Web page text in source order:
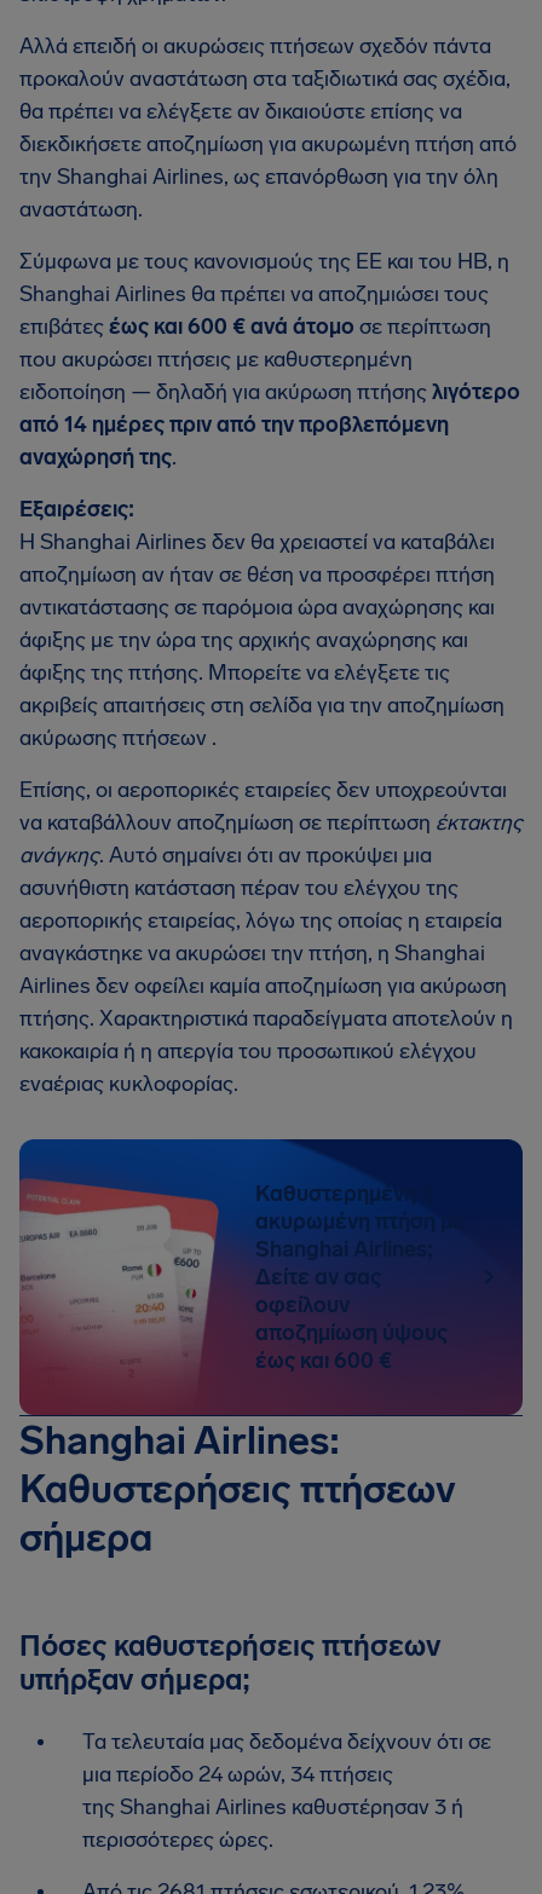
Αλλά επειδή οι ακυρώσεις πτήσεων σχεδόν πάντα
προκαλούν αναστάτωση στα ταξιδιωτικά σας σχέδια,
θα πρέπει να ελέγξετε αν δικαιούστε επίσης να
διεκδικήσετε αποζημίωση για ακυρωμένη πτήση από
την Shanghai Airlines, ως επανόρθωση για την όλη
αναστάτωση.
Σύμφωνα με τους κανονισμούς της ΕΕ και του ΗΒ, η
Shanghai Airlines θα πρέπει να αποζημιώσει τους
επιβάτεςέως και 600 € ανά άτομο σε περίπτωση
που ακυρώσει πτήσεις με καθυστερημένη
ειδοποίηση — δηλαδή για ακύρωση πτήσηςλιγότερο
από 14 ημέρες πριν από την προβλεπόμενη
αναχώρησή της.
Εξαιρέσεις:
Η Shanghai Airlines δεν θα χρειαστεί να καταβάλει
αποζημίωση αν ήταν σε θέση να προσφέρει πτήση
αντικατάστασης σε παρόμοια ώρα αναχώρησης και
άφιξης με την ώρα της αρχικής αναχώρησης και
άφιξης της πτήσης. Μπορείτε να ελέγξετε τις
ακριβείς απαιτήσεις στη σελίδα για την αποζημίωση
ακύρωσης πτήσεων .
Επίσης, οι αεροπορικές εταιρείες δεν υποχρεούνται
να καταβάλλουν αποζημίωση σε περίπτωση έκτακτης
ανάγκης. Αυτό σημαίνει ότι αν προκύψει μια
ασυνήθιστη κατάσταση πέραν του ελέγχου της
αεροπορικής εταιρείας, λόγω της οποίας η εταιρεία
αναγκάστηκε να ακυρώσει την πτήση, η Shanghai
Airlines δεν οφείλει καμία αποζημίωση για ακύρωση
πτήσης. Χαρακτηριστικά παραδείγματα αποτελούν η
κακοκαιρία ή η απεργία του προσωπικού ελέγχου
εναέριας κυκλοφορίας.
Καθυστερημένη ή
ακυρωμένη πτήση με
Shanghai Airlines;
Δείτε αν σας
οφείλουν
αποζημίωση ύψους
έως και 600 €
Shanghai Airlines:
Καθυστερήσεις πτήσεων
σήμερα
Πόσες καθυστερήσεις πτήσεων
υπήρξαν σήμερα;
Τα τελευταία μας δεδομένα δείχνουν ότι σε
μια περίοδο 24 ωρών, 34 πτήσεις
της Shanghai Airlines καθυστέρησαν 3 ή
περισσότερες ώρες.